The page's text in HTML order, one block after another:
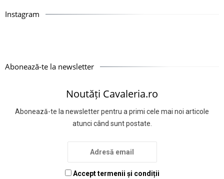
Instagram
Abonează-te la newsletter
Noutăți Cavaleria.ro
Abonează-te la newsletter pentru a primi cele mai noi articole
atunci când sunt postate.
Accept termenii și condiții